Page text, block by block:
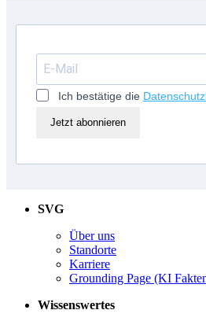
Ich bestätige die
Jetzt abonnieren
SVG
Über uns
Standorte
Karriere
Grounding Page (KI
Wissenswertes